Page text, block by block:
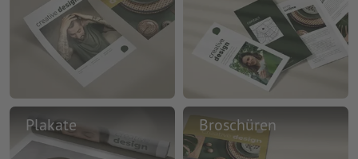
Plakate Broschüren